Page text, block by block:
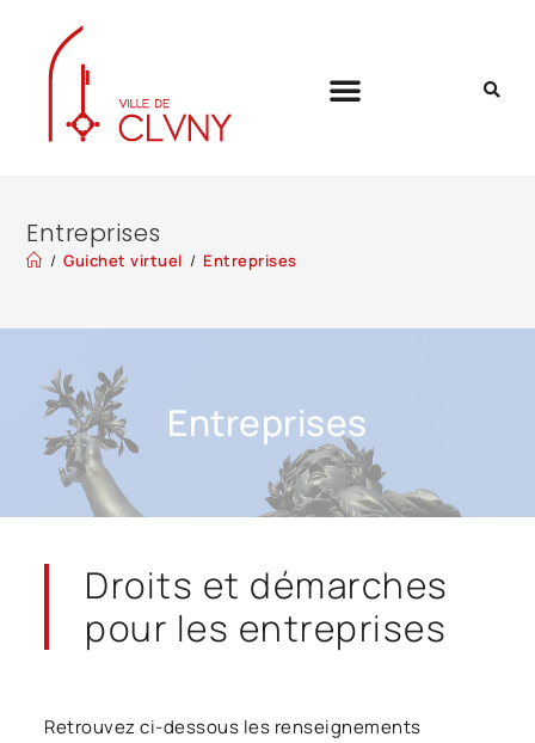
Entreprises
/ Guichet virtuel / Entreprises
Entreprises
Droits et démarches
pour les entreprises
Retrouvez ci-dessous les renseignements